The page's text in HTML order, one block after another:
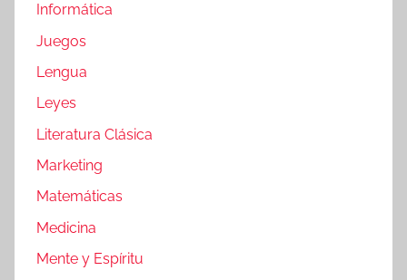
Informática
Juegos
Lengua
Leyes
Literatura Clásica
Marketing
Matemáticas
Medicina
Mente y Espíritu